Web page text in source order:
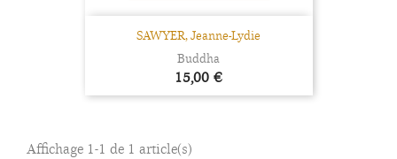
SAWYER, Jeanne-Lydie
Buddha
Prix
15,00 €
Affichage 1-1 de 1 article(s)